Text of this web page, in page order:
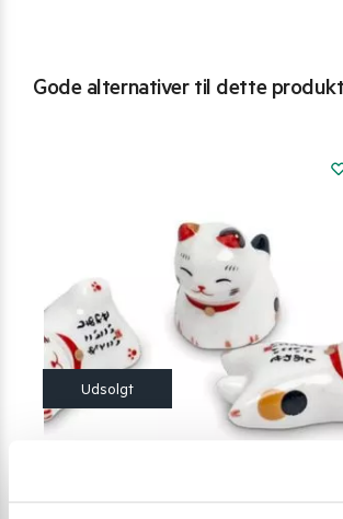
Gode alternativer til dette produkt